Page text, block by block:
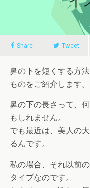
Share Tweet
鼻の下を短くする方
ものをご紹介します。
鼻の下の長さって、
もしれません。
でも最近は、美人の
るんです。
私の場合、それ以前
タイプなのです。